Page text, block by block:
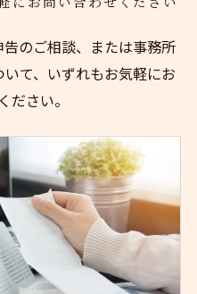
のご相談、または事務所
て、いずれもお気軽にお
ださい。